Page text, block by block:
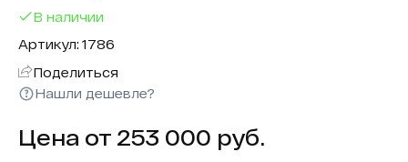
В наличии
Артикул: 1786
Поделиться
Нашли дешевле?
Цена от 253 000 руб.